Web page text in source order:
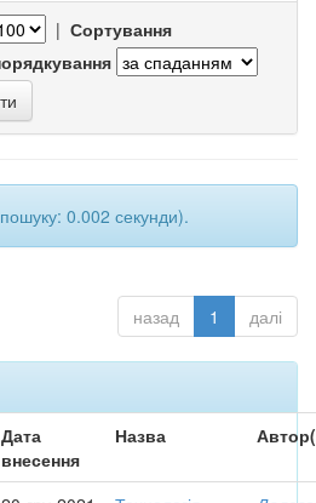
| Сортування
0.002 секунди).
назад 1 далі
Дата
внесення
Назва